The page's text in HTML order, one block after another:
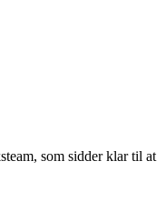
som sidder klar til at